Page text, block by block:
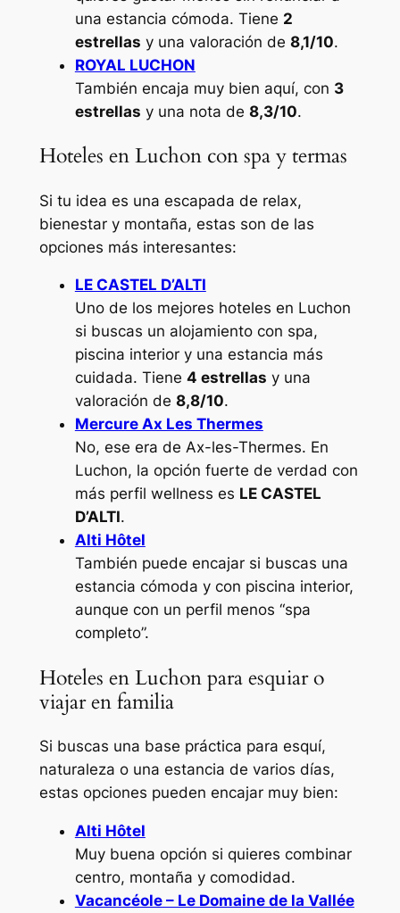
una estancia cómoda. Tiene 2
estrellas y una valoración de 8,1/10.
ROYAL LUCHON
También encaja muy bien aquí, con 3
estrellas y una nota de 8,3/10.
Hoteles en Luchon con spa y termas
Si tu idea es una escapada de relax,
bienestar y montaña, estas son de las
opciones más interesantes:
LE CASTEL D’ALTI
Uno de los mejores hoteles en Luchon
si buscas un alojamiento con spa,
piscina interior y una estancia más
cuidada. Tiene 4 estrellas y una
valoración de 8,8/10.
Mercure Ax Les Thermes
No, ese era de Ax-les-Thermes. En
Luchon, la opción fuerte de verdad con
más perfil wellness es LE CASTEL
D’ALTI.
Alti Hôtel
También puede encajar si buscas una
estancia cómoda y con piscina interior,
aunque con un perfil menos “spa
completo”.
Hoteles en Luchon para esquiar o
viajar en familia
Si buscas una base práctica para esquí,
naturaleza o una estancia de varios días,
estas opciones pueden encajar muy bien:
Alti Hôtel
Muy buena opción si quieres combinar
centro, montaña y comodidad.
Vacancéole – Le Domaine de la Vallée